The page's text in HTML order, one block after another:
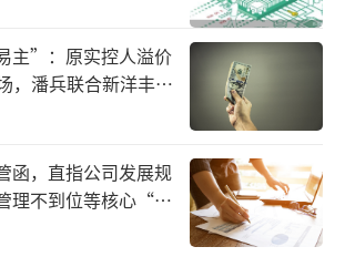
业态前景火热的情况下，量贩零
也是发展必然。但就目前已转
来看，平台仍是“零食+”的逻
将是门店的核心大品类。
到社区小店， 零食+便利店
主”：原实控人溢价
潘兵联合新洋丰、
函，直指公司发展规
理不到位等核心“痛